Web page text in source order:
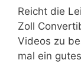
Reicht die
Zoll
Videos zu
mal ein